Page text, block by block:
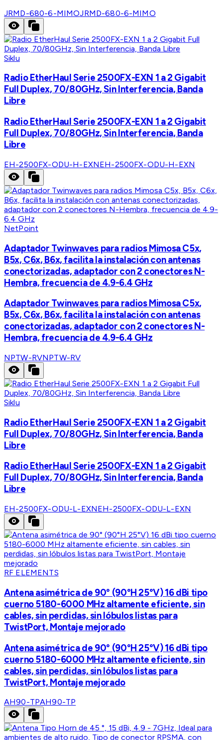
JRMD-680-6-MIMOJRMD-680-6-MIMO
Siklu
Radio EtherHaul Serie 2500FX-EXN 1 a 2 Gigabit
Full Duplex, 70/80GHz, Sin Interferencia, Banda
Libre
Radio EtherHaul Serie 2500FX-EXN 1 a 2 Gigabit
Full Duplex, 70/80GHz, Sin Interferencia, Banda
Libre
EH-2500FX-ODU-H-EXNEH-2500FX-ODU-H-EXN
NetPoint
Adaptador Twinwaves para radios Mimosa C5x,
B5x, C6x, B6x, facilita la instalación con antenas
conectorizadas, adaptador con 2 conectores N-
Hembra, frecuencia de 4.9-6.4 GHz
Adaptador Twinwaves para radios Mimosa C5x,
B5x, C6x, B6x, facilita la instalación con antenas
conectorizadas, adaptador con 2 conectores N-
Hembra, frecuencia de 4.9-6.4 GHz
NPTW-RVNPTW-RV
Siklu
Radio EtherHaul Serie 2500FX-EXN 1 a 2 Gigabit
Full Duplex, 70/80GHz, Sin Interferencia, Banda
Libre
Radio EtherHaul Serie 2500FX-EXN 1 a 2 Gigabit
Full Duplex, 70/80GHz, Sin Interferencia, Banda
Libre
EH-2500FX-ODU-L-EXNEH-2500FX-ODU-L-EXN
RF ELEMENTS
Antena asimétrica de 90° (90°H 25°V) 16 dBi tipo
cuerno 5180-6000 MHz altamente eficiente, sin
cables, sin perdidas, sin lóbulos listas para
TwistPort, Montaje mejorado
Antena asimétrica de 90° (90°H 25°V) 16 dBi tipo
cuerno 5180-6000 MHz altamente eficiente, sin
cables, sin perdidas, sin lóbulos listas para
TwistPort, Montaje mejorado
AH90-TPAH90-TP